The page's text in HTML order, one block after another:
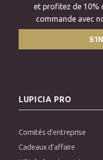
et profitez de 10%
commande avec
LUPICIA PRO
Comités d'entreprise
Cadeaux d'affaire